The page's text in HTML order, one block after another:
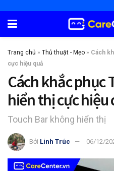
Trang chủ » Thủ thuật - Mẹo » Cách
cực hiệu quả
Cách khắc phục
hiển thị cực hiệu
Touch Bar không hiển thị
Bởi Linh Trúc 06/12/